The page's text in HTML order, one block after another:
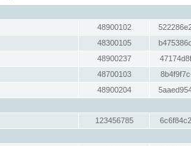
48900102
48300105
48900237
48700103
48900204
123456785